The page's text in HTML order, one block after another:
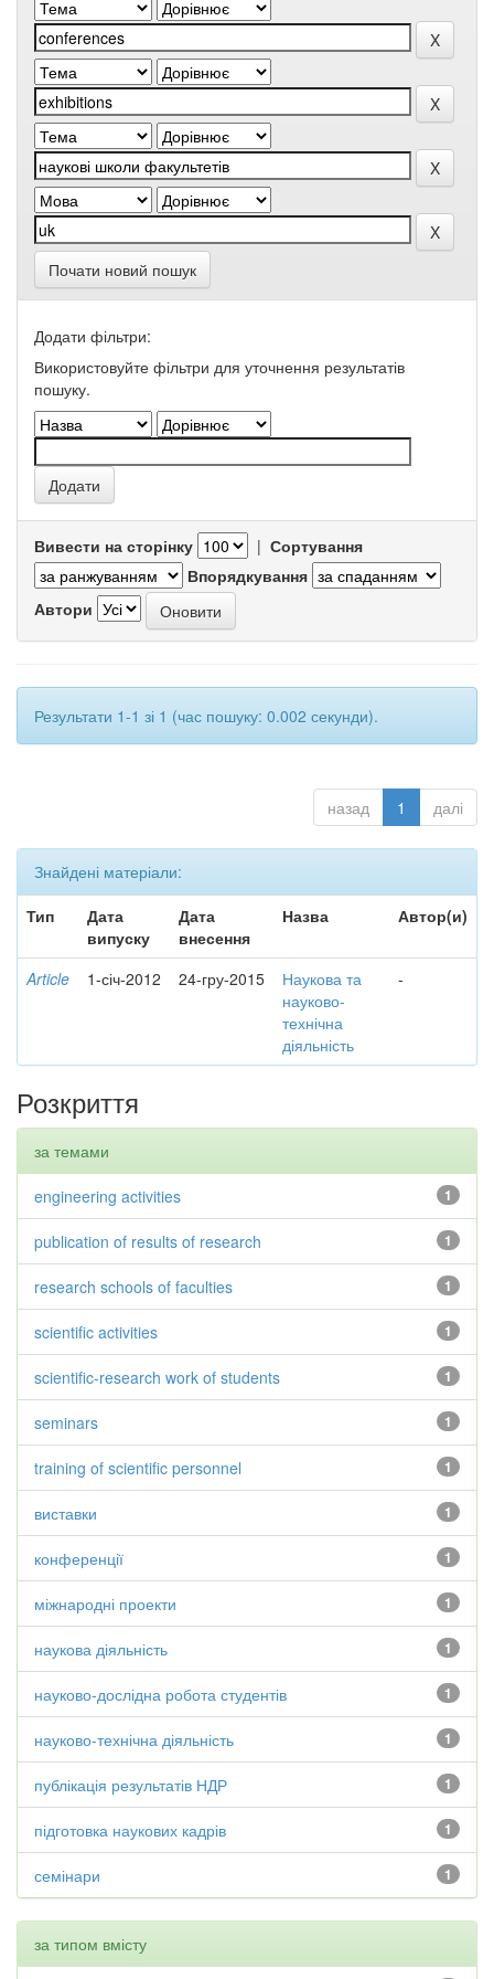
Почати новий пошук
Додати фільтри:
Використовуйте фільтри для уточнення результатів
пошуку.
Вивести на сторінку | Сортування
Впорядкування
Автори
Результати 1-1 зі 1 (час пошуку: 0.002 секунди).
назад 1 далі
Знайдені матеріали:
Тип
Дата
випуску
Дата
внесення
Назва Автор(и)
Article 1-січ-2012 24-гру-2015
Наукова та
науково-
технічна
діяльність
-
Розкриття
за темами
1
engineering activities
1
publication of results of research
1
research schools of faculties
1
scientific activities
1
scientific-research work of students
1
seminars
1
training of scientific personnel
1
виставки
1
конференції
1
міжнародні проекти
1
наукова діяльність
1
науково-дослідна робота студентів
1
науково-технічна діяльність
1
публікація результатів НДР
1
підготовка наукових кадрів
1
семінари
за типом вмісту